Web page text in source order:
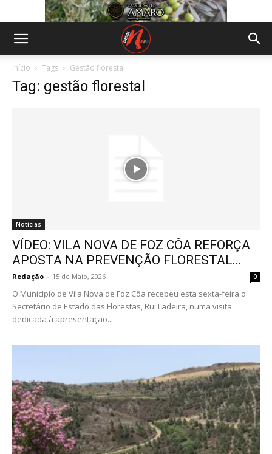
Início Tags Gestão florestal
Tag: gestão florestal
Notícias
VÍDEO: VILA NOVA DE FOZ CÔA REFORÇA
APOSTA NA PREVENÇÃO FLORESTAL...
Redação - 15 de Maio, 2026 0
O Município de Vila Nova de Foz Côa recebeu esta sexta-feira o
Secretário de Estado das Florestas, Rui Ladeira, numa visita
dedicada à apresentação...